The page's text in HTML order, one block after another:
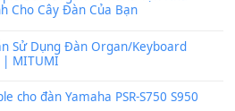
, e tải về nhưng chỉ mở dc STYLE ,
Lỡ làng duyên em